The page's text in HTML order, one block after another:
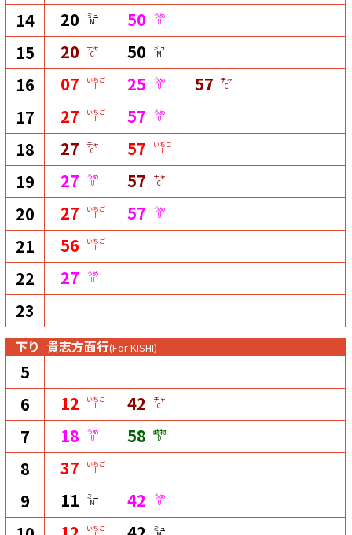
14 20 ミュ
M 50 うめ
U
15 20 チャ
C 50 ミュ
M
16 07 いちご
I 25 うめ
U 57 チャ
C
17 27 いちご
I 57 うめ
U
18 27 チャ
C 57 いちご
I
19 27 うめ
U 57 チャ
C
20 27 いちご
I 57 うめ
U
21 56 いちご
I
22 27 うめ
U
23
下り 貴志方面行(For KISHI)
5
6
12 いちご
I 42 チャ
C
7 18 うめ
U 58 動物
D
8 37 いちご
I
9 11 ミュ
M 42 うめ
U
いちご ミュ